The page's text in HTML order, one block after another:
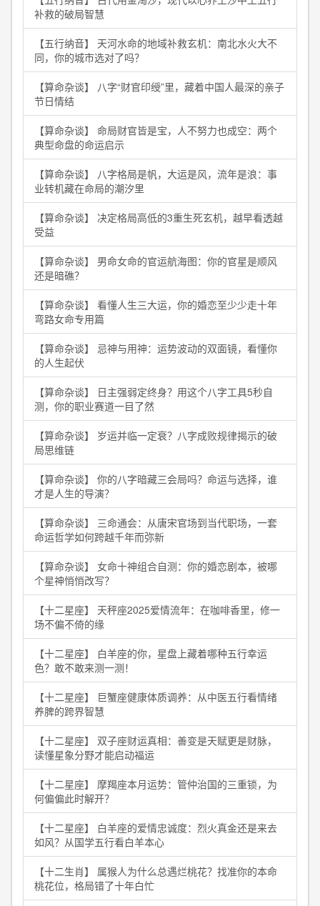
补救的破局智慧
【五行纳音】 天河水命的地域补救玄机：南北水火大不
同，你的城市选对了吗？
【算命杂谈】 八字“财官印绶”里，藏着中国人最深的亲子
节日情结
【算命杂谈】 命局财官皆是宝，人不努力也成空：两个
典型命盘的命运启示
【算命杂谈】 八字格局是帆，大运是风，流年是浪：事
业转机藏在命局的潮汐里
【算命杂谈】 决定格局高低的3重生死玄机，越早看透越
受益
【算命杂谈】 男命女命的官运航海图：你的官星是顺风
还是暗礁？
【算命杂谈】 看懂人生三大运，你的婚恋至少少走十年
弯路女命专用篇
【算命杂谈】 忌神与用神：运势波动的双面镜，看懂你
的人生起伏
【算命杂谈】 日主强弱定终身？用这个八字工具5秒自
测，你的职业赛道一目了然
【算命杂谈】 岁运并临一定衰？八字成败规律揭示的破
局思维链
【算命杂谈】 你的八字暗藏三会局吗？命运与选择，谁
才是人生的导演？
【算命杂谈】 三命通会：从唐宋官场到当代职场，一套
命运哲学如何跨越千年而弥新
【算命杂谈】 女命十神组合自测：你的婚恋剧本，被哪
个星神悄悄改写？
【十二星座】 天秤座2025爱情流年：在咖啡香里，修一
场不偏不倚的缘
【十二星座】 白羊座的你，星盘上藏着哪种五行幸运
色？敢不敢来测一测！
【十二星座】 巨蟹座健康体质调养：从中医五行看情绪
养脾的跨界智慧
【十二星座】 双子座财运真相：善变是天赋更是财脉，
读懂星象分野才能启动福运
【十二星座】 摩羯座本月运势：管仲治国的三重锁，为
何偏偏此时解开？
【十二星座】 白羊座的爱情忠诚度：烈火真金还是来去
如风？从国学五行看白羊本心
【十二生肖】 属猴人为什么总遇烂桃花？找准你的本命
桃花位，格局错了十年白忙